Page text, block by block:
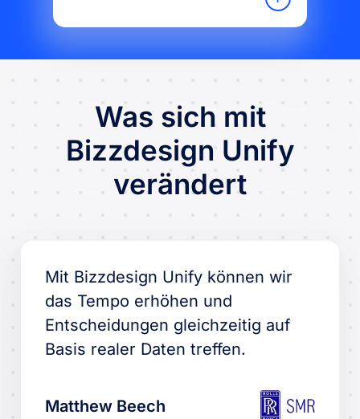
Was sich mit
Bizzdesign Unify
verändert
Mit Bizzdesign Unify können wir
das Tempo erhöhen und
Entscheidungen gleichzeitig auf
Basis realer Daten treffen.
Matthew Beech